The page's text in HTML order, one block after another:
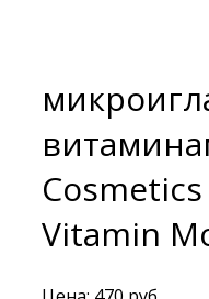
Vitamin